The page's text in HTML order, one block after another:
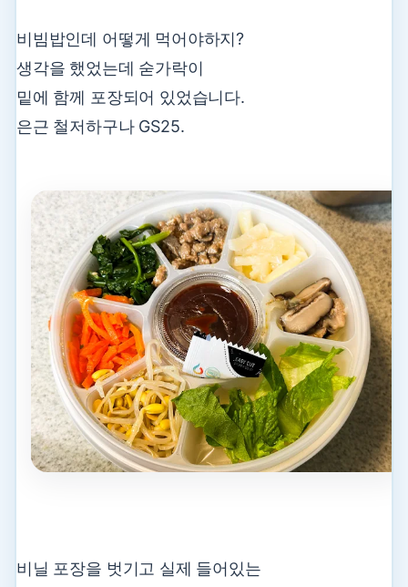
비빔밥인데 어떻게 먹어야하지?
생각을 했었는데 숟가락이
밑에 함께 포장되어 있었습니다.
은근 철저하구나 GS25.
비닐 포장을 벗기고 실제 들어있는